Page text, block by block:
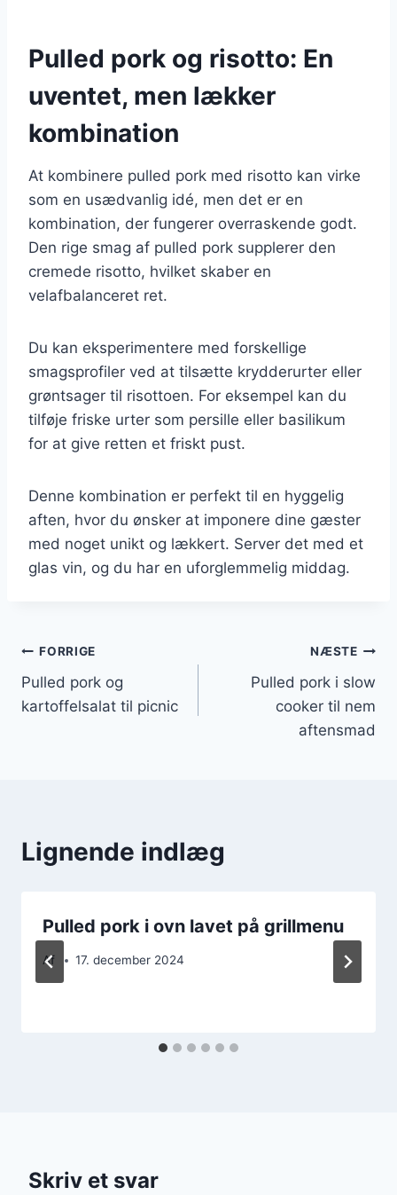
Pulled pork og risotto: En
uventet, men lækker
kombination
At kombinere pulled pork med risotto kan virke
som en usædvanlig idé, men det er en
kombination, der fungerer overraskende godt.
Den rige smag af pulled pork supplerer den
cremede risotto, hvilket skaber en
velafbalanceret ret.
Du kan eksperimentere med forskellige
smagsprofiler ved at tilsætte krydderurter eller
grøntsager til risottoen. For eksempel kan du
tilføje friske urter som persille eller basilikum
for at give retten et friskt pust.
Denne kombination er perfekt til en hyggelig
aften, hvor du ønsker at imponere dine gæster
med noget unikt og lækkert. Server det med et
glas vin, og du har en uforglemmelig middag.
Indlægsnavigation
FORRIGE
Pulled pork og
kartoffelsalat til picnic
NÆSTE
Pulled pork i slow
cooker til nem
aftensmad
Lignende indlæg
Pulled pork i ovn lavet på grillmenu
Af 17. december 2024
Skriv et svar